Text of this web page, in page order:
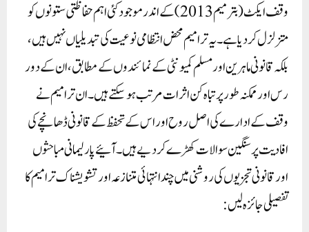
وقف ایکٹ (بترمیم 2013) کے اندر موجود کئی اہم حفاظتی ستونوں کو
متزلزل کر دیا ہے۔ یہ ترامیم محض انتظامی نوعیت کی تبدیلیاں نہیں ہیں،
بلکہ قانونی ماہرین اور مسلم کمیونٹی کے نمائندوں کے مطابق، ان کے دور
رس اور ممکنہ طور پر تباہ کن اثرات مرتب ہو سکتے ہیں۔ ان ترامیم نے
وقف کے ادارے کی اصل روح اور اس کے تحفظ کے قانونی ڈھانچے کی
افادیت پر سنگین سوالات کھڑے کر دیے ہیں۔ آئیے پارلیمانی مباحثوں
اور قانونی تجزیوں کی روشنی میں چند انتہائی متنازعہ اور تشویشناک ترامیم کا
تفصیلی جائزہ لیں: